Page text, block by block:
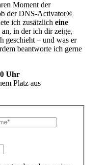
Moment der
der DNS-Activator®
ich zusätzlicheine
an, in der ich dir zeige,
– und was er
beantworte ich gerne
Uhr
Platz aus